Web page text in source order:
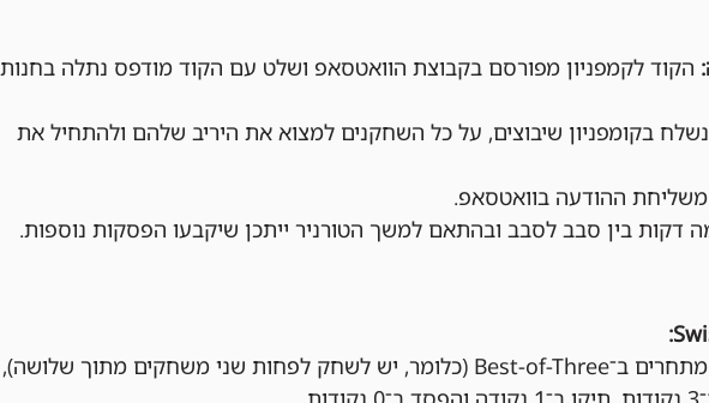
הקוד לקמפניון מפורסם בקבוצת הוואטסאפ ושלט עם הקוד מודפס נתלה בחנות
נשלח בקומפניון שיבוצים, על כל השחקנים למצוא את היריב שלהם ולהתחיל את
בין סבב לסבב ובהתאם למשך הטורניר ייתכן שיקבעו הפסקות נוספות.
בכל סבב, השחקנים מתחרים ב־Best-of-Three (כלומר, יש לשחק לפחות שני משחקים מתוך שלושה),